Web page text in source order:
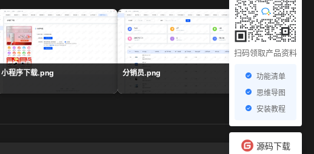
扫码领取产品资料
功能清单
思维导图
安装教程
源码下载
小程序下载.png 分销员.png 余额统计.png